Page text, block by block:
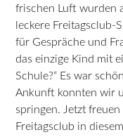
frischen Luft wurden
leckere Freitagsclub-
für Gespräche und
das einzige Kind mit
Schule?“ Es war
Ankunft konnten wir
springen. Jetzt
Freitagsclub in